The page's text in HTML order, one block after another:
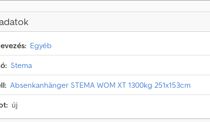
Egyéb
Stema
Absenkanhänger STEMA WOM XT 1300kg 251x153cm
új